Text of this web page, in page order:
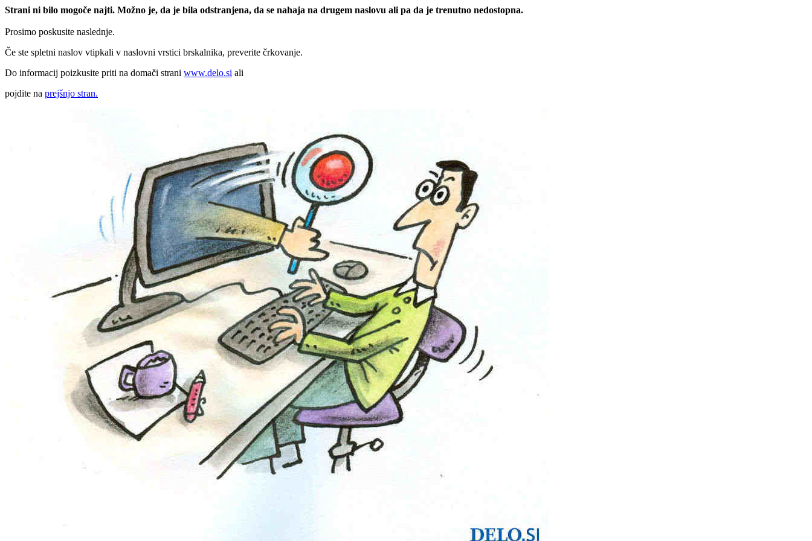
Strani ni bilo mogoče najti. Možno je, da je bila odstranjena, da se nahaja na drugem naslovu ali pa da je trenutno nedostopna.
Prosimo poskusite naslednje.
Če ste spletni naslov vtipkali v naslovni vrstici brskalnika, preverite črkovanje.
Do informacij poizkusite priti na domači strani www.delo.si ali
pojdite na prejšnjo stran.